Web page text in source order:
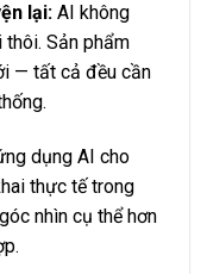
lại:AI không
Sản phẩm
— tất cả đều cần
dụng AI cho
thực tế trong
nhìn cụ thể hơn